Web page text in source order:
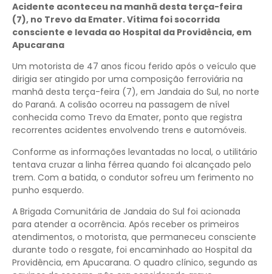
Acidente aconteceu na manhã desta terça-feira
(7), no Trevo da Emater. Vítima foi socorrida
consciente e levada ao Hospital da Providência, em
Apucarana
Um motorista de 47 anos ficou ferido após o veículo que
dirigia ser atingido por uma composição ferroviária na
manhã desta terça-feira (7), em Jandaia do Sul, no norte
do Paraná. A colisão ocorreu na passagem de nível
conhecida como Trevo da Emater, ponto que registra
recorrentes acidentes envolvendo trens e automóveis.
Conforme as informações levantadas no local, o utilitário
tentava cruzar a linha férrea quando foi alcançado pelo
trem. Com a batida, o condutor sofreu um ferimento no
punho esquerdo.
A Brigada Comunitária de Jandaia do Sul foi acionada
para atender a ocorrência. Após receber os primeiros
atendimentos, o motorista, que permaneceu consciente
durante todo o resgate, foi encaminhado ao Hospital da
Providência, em Apucarana. O quadro clínico, segundo as